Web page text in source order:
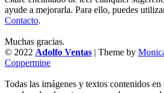
ayude a mejorarla. Para ello, puedes
Contacto.
Muchas gracias.
© 2022 Adolfo Ventas | Theme by
Coppermine
Todas las imágenes y textos contenidos